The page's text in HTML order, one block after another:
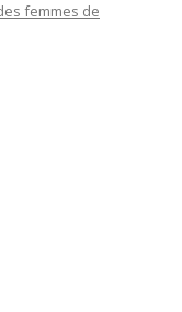
femmes de